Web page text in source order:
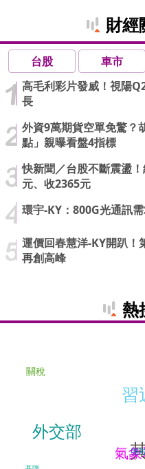
財經
台股 車市
高毛利彩片發威！視陽
長
外資9萬期貨空單免驚？
點」親曝看盤4指標
快新聞／台股不斷震盪
元、收2365元
環宇-KY：800G光通訊
運價回春慧洋-KY開趴
再創高峰
熱
外交部
關稅
氣 啦
習